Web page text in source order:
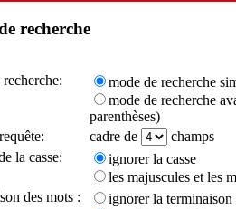
recherche
mode de recherche
mode de recherche
parenthèses)
cadre de
champs
la casse:
ignorer la casse
les majuscules et les
des mots :
ignorer la terminaison